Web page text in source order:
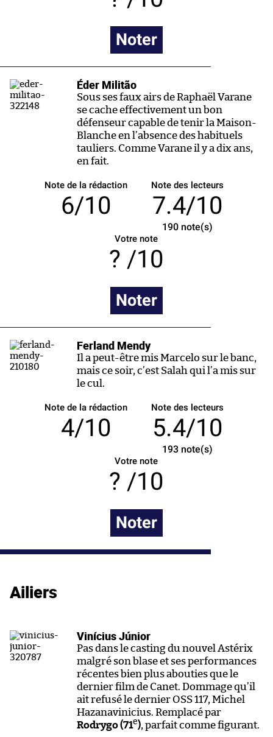
Noter
Éder Militão
Sous ses faux airs de Raphaël Varane
se cache effectivement un bon
défenseur capable de tenir la Maison-
Blanche en l’absence des habituels
tauliers. Comme Varane il y a dix ans,
en fait.
Note de la rédaction
6/10
Note des lecteurs
7.4/10
190note(s)
Votre note
/10
Noter
Ferland Mendy
Il a peut-être mis Marcelo sur le banc,
mais ce soir, c’est Salah qui l’a mis sur
le cul.
Note de la rédaction
4/10
Note des lecteurs
5.4/10
193note(s)
Votre note
/10
Noter
Ailiers
Vinícius Júnior
Pas dans le casting du nouvel Astérix
malgré son blase et ses performances
récentes bien plus abouties que le
dernier film de Canet. Dommage qu’il
ait refusé le dernier OSS 117, Michel
Hazanavinicius. Remplacé par
Rodrygo (71e), parfait comme figurant.